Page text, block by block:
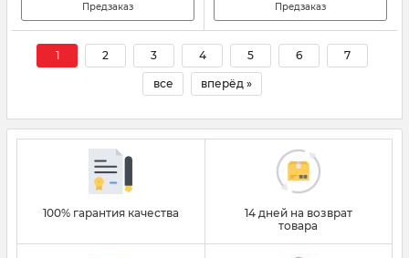
Предзаказ Предзаказ
1 2 3 4 5 6 7
все вперёд »
100% гарантия качества
14 дней на возврат
товара